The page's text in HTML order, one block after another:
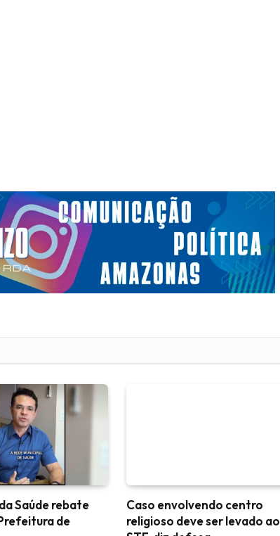
Saúde rebate
de
Caso envolvendo centro
religioso deve ser levado ao